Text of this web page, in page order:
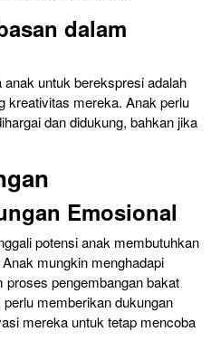
dalam
untuk berekspresi adalah
kreativitas mereka. Anak perlu
dan didukung, bahkan jika
Emosional
potensi anak membutuhkan
mungkin menghadapi
proses pengembangan bakat
memberikan dukungan
mereka untuk tetap mencoba